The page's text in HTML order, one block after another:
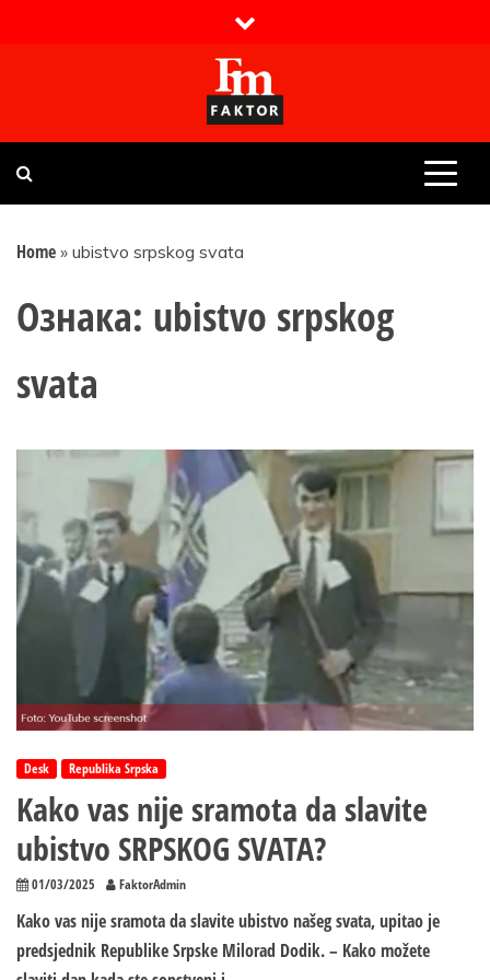
Faktor magazin
Uvijek presudan
Home » ubistvo srpskog svata
Ознака: ubistvo srpskog
svata
Desk Republika Srpska
Kako vas nije sramota da slavite
ubistvo SRPSKOG SVATA?
01/03/2025 FaktorAdmin
Kako vas nije sramota da slavite ubistvo našeg svata, upitao je
predsjednik Republike Srpske Milorad Dodik. – Kako možete